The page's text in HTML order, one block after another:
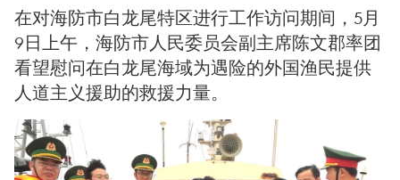
在对海防市白龙尾特区进行工作访问期间，5月
9日上午，海防市人民委员会副主席陈文郡率团
看望慰问在白龙尾海域为遇险的外国渔民提供
人道主义援助的救援力量。